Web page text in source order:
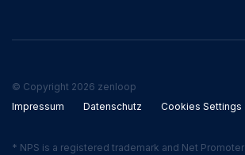
© Copyright 2026 zenloop
Impressum
Datenschutz Cookies Settings
* NPS is a registered trademark and Net